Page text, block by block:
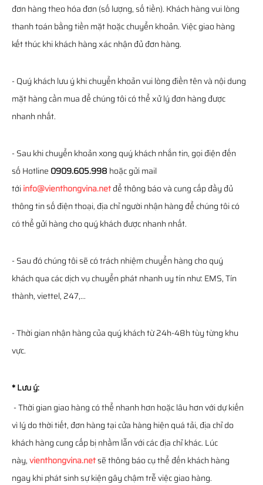
đơn hàng theo hóa đơn (số lượng, số tiền). Khách hàng vui lòng
thanh toán bằng tiền mặt hoặc chuyển khoản. Việc giao hàng
kết thúc khi khách hàng xác nhận đủ đơn hàng.
- Quý khách lưu ý khi chuyển khoản vui lòng điền tên và nội dung
mặt hàng cần mua để chúng tôi có thể xử lý đơn hàng được
nhanh nhất.
- Sau khi chuyển khoản xong quý khách nhắn tin, gọi điện đến
số Hotline 0909.605.998 hoặc gửi mail
tớiinfo@vienthongvina.netđể thông báo và cung cấp đầy đủ
thông tin số điện thoại, địa chỉ người nhận hàng để chúng tôi có
có thể gửi hàng cho quý khách được nhanh nhất.
- Sau đó chúng tôi sẽ có trách nhiệm chuyển hàng cho quý
khách qua các dịch vụ chuyển phát nhanh uy tín như: EMS, Tín
thành, viettel, 247,...
- Thời gian nhận hàng của quý khách từ 24h-48h tùy từng khu
vực.
* Lưu ý:
- Thời gian giao hàng có thể nhanh hơn hoặc lâu hơn với dự kiến
vì lý do thời tiết, đơn hàng tại cửa hàng hiện quá tải, địa chỉ do
khách hàng cung cấp bị nhầm lẫn với các địa chỉ khác. Lúc
này,vienthongvina.netsẽ thông báo cụ thể đến khách hàng
ngay khi phát sinh sự kiện gây chậm trễ việc giao hàng.